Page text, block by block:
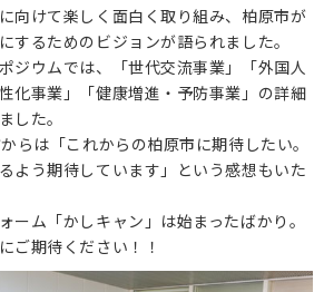
向けて楽しく面白く取り組み、柏原市が
するためのビジョンが語られました。
ジウムでは、「世代交流事業」「外国人
化事業」「健康増進・予防事業」の詳細
した。
らは「これからの柏原市に期待したい。
よう期待しています」という感想もいた
ム「かしキャン」は始まったばかり。
ご期待ください！！